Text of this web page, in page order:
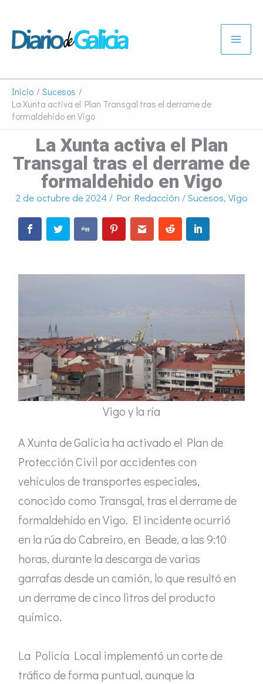
contenido
Inicio
Sucesos
La Xunta activa el Plan Transgal tras el derrame de
formaldehido en Vigo
La Xunta activa el Plan
Transgal tras el derrame de
formaldehido en Vigo
2 de octubre de 2024 / Por Redacción /Sucesos, Vigo
Vigo y la ría
A Xunta de Galicia ha activado el Plan de
Protección Civil por accidentes con
vehículos de transportes especiales,
conocido como Transgal, tras el derrame de
formaldehído en Vigo. El incidente ocurrió
en la rúa do Cabreiro, en Beade, a las 9:10
horas, durante la descarga de varias
garrafas desde un camión, lo que resultó en
un derrame de cinco litros del producto
químico.
La Policía Local implementó un corte de
tráfico de forma puntual, aunque la